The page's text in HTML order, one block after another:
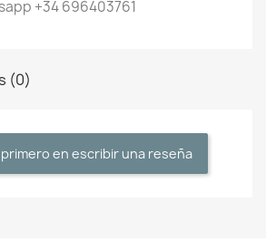
+34 696403761
(0)
primero en escribir una reseña